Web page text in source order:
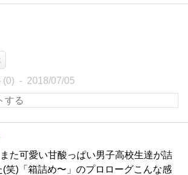
(0) 2018/07/05
た可愛い甘酸っぱい男子高校生達が詰
(笑)「箱詰め〜」のプロローグこんな感